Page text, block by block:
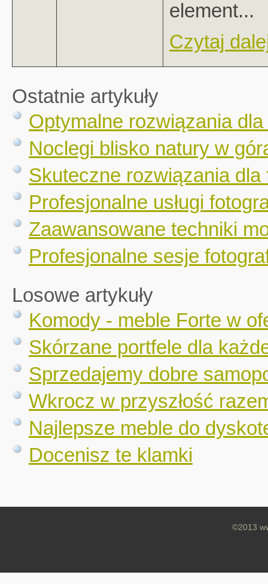
element...
Czytaj
Ostatnie artykuły
Optymalne rozwiązania dla
Noclegi blisko natury w
Skuteczne rozwiązania
Profesjonalne usługi
Zaawansowane techniki
Profesjonalne sesje
Losowe artykuły
Komody - meble Forte w
Skórzane portfele dla
Sprzedajemy dobre
Wkrocz w przyszłość
Najlepsze meble do
Docenisz te klamki
©2013